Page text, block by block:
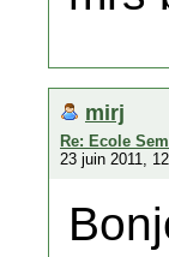
mirj
Re: Ecole
23 juin 2011,